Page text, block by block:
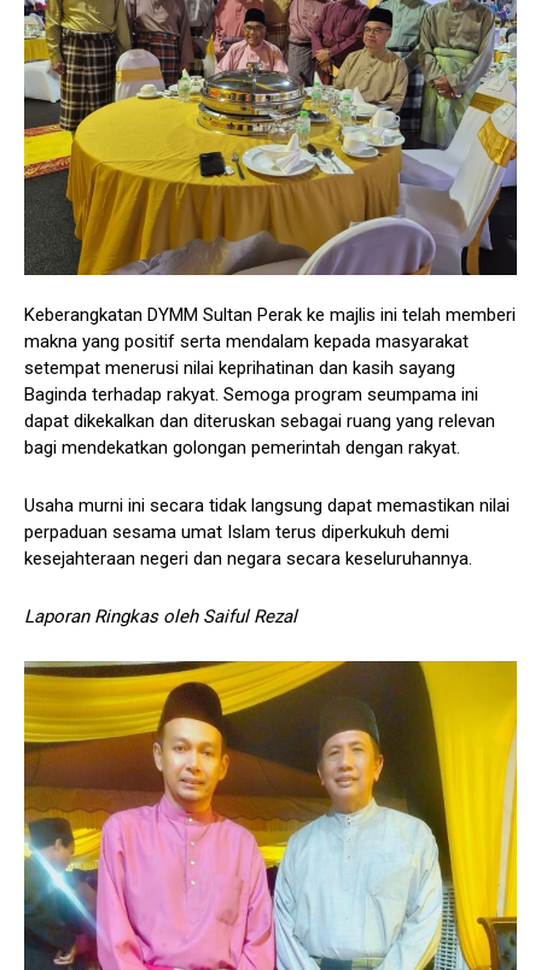
Keberangkatan DYMM Sultan Perak ke majlis ini telah memberi
makna yang positif serta mendalam kepada masyarakat
setempat menerusi nilai keprihatinan dan kasih sayang
Baginda terhadap rakyat. Semoga program seumpama ini
dapat dikekalkan dan diteruskan sebagai ruang yang relevan
bagi mendekatkan golongan pemerintah dengan rakyat.
Usaha murni ini secara tidak langsung dapat memastikan nilai
perpaduan sesama umat Islam terus diperkukuh demi
kesejahteraan negeri dan negara secara keseluruhannya.
Laporan Ringkas oleh Saiful Rezal